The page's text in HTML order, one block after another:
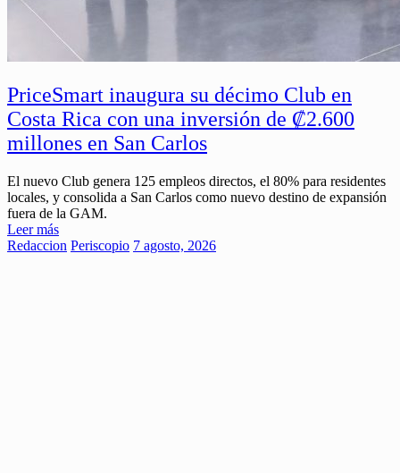
PriceSmart inaugura su décimo Club en
Costa Rica con una inversión de ₡2.600
millones en San Carlos
El nuevo Club genera 125 empleos directos, el 80% para residentes
locales, y consolida a San Carlos como nuevo destino de expansión
fuera de la GAM.
Leer más
Redaccion Periscopio 7 agosto, 2026